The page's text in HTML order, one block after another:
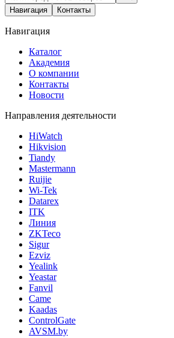
Навигация Контакты
Навигация
Каталог
Академия
О компании
Контакты
Новости
Направления деятельности
HiWatch
Hikvision
Tiandy
Mastermann
Ruijie
Wi-Tek
Datarex
ITK
Линия
ZKTeco
Sigur
Ezviz
Yealink
Yeastar
Fanvil
Came
Kaadas
ControlGate
AVSM.by